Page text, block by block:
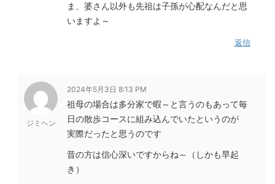
ま、婆さん以外も先祖は子孫が心配なんだと思
いますよ～
返信
ジミヘン
2024年5月3日 8:13 PM
祖母の場合は多分家で暇～と言うのもあって毎
日の散歩コースに組み込んでいたというのが
実際だったと思うのです
昔の方は信心深いですからね～（しかも早起
き）